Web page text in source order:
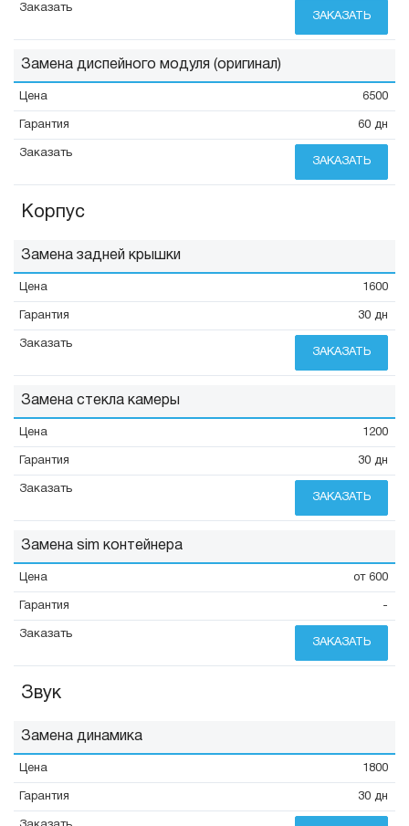
ЗАКАЗАТЬ
Замена диспейного модуля (оригинал)
6500
60 дн
ЗАКАЗАТЬ
Корпус
Замена задней крышки
1600
30 дн
ЗАКАЗАТЬ
Замена стекла камеры
1200
30 дн
ЗАКАЗАТЬ
Замена sim контейнера
от 600
-
ЗАКАЗАТЬ
Звук
Замена динамика
1800
30 дн